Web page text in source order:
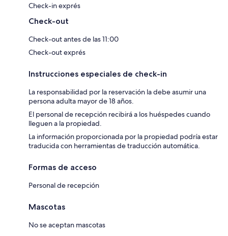
Check-in exprés
Check-out
Check-out antes de las 11:00
Check-out exprés
Instrucciones especiales de check-in
La responsabilidad por la reservación la debe asumir una
persona adulta mayor de 18 años.
El personal de recepción recibirá a los huéspedes cuando
lleguen a la propiedad.
La información proporcionada por la propiedad podría estar
traducida con herramientas de traducción automática.
Formas de acceso
Personal de recepción
Mascotas
No se aceptan mascotas